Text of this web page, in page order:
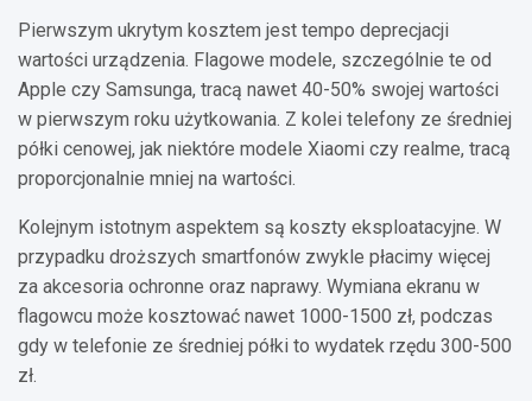
Pierwszym ukrytym kosztem jest tempo deprecjacji
wartości urządzenia. Flagowe modele, szczególnie te od
Apple czy Samsunga, tracą nawet 40-50% swojej wartości
w pierwszym roku użytkowania. Z kolei telefony ze średniej
półki cenowej, jak niektóre modele Xiaomi czy realme, tracą
proporcjonalnie mniej na wartości.
Kolejnym istotnym aspektem są koszty eksploatacyjne. W
przypadku droższych smartfonów zwykle płacimy więcej
za akcesoria ochronne oraz naprawy. Wymiana ekranu w
flagowcu może kosztować nawet 1000-1500 zł, podczas
gdy w telefonie ze średniej półki to wydatek rzędu 300-500
zł.